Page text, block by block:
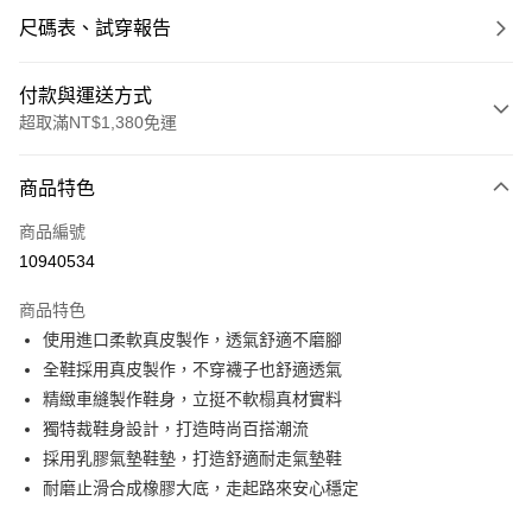
尺碼表、試穿報告
付款與運送方式
超取滿NT$1,380免運
信用卡一次付款
信用卡分期付款
合作金庫商業銀行
華南商業銀行
彰化商業銀行
上海商業儲蓄銀行
台北富邦商業銀行
國泰世華商業銀行
兆豐國際商業銀行
臺灣中小企業銀行
台中商業銀行
匯豐（台灣）商業銀行
華泰商業銀行
聯邦商業銀行
遠東國際商業銀行
元大商業銀行
永豐商業銀行
超商取貨付款
LINE Pay
Apple Pay
街口支付
商品特色
商品編號
10940534
商品特色
使用進口柔軟真皮製作，透氣舒適不磨腳
全鞋採用真皮製作，不穿襪子也舒適透氣
精緻車縫製作鞋身，立挺不軟榻真材實料
獨特裁鞋身設計，打造時尚百搭潮流
採用乳膠氣墊鞋墊，打造舒適耐走氣墊鞋
耐磨止滑合成橡膠大底，走起路來安心穩定